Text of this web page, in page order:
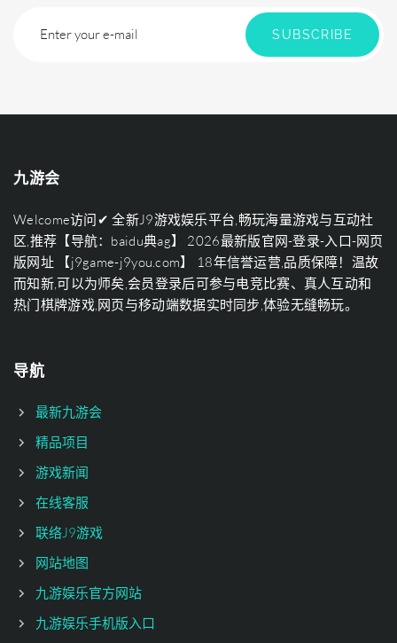
Enter your e-mail SUBSCRIBE
九游会
Welcome访问✔ 全新J9游戏娱乐平台,畅玩海量游戏与互动社
区,推荐【导航：baidu典ag】 2026最新版官网-登录-入口-网页
版网址 【j9game-j9you.com】 18年信誉运营,品质保障！温故
而知新,可以为师矣,会员登录后可参与电竞比赛、真人互动和
热门棋牌游戏,网页与移动端数据实时同步,体验无缝畅玩。
导航
最新九游会
精品项目
游戏新闻
在线客服
联络J9游戏
网站地图
九游娱乐官方网站
九游娱乐手机版入口